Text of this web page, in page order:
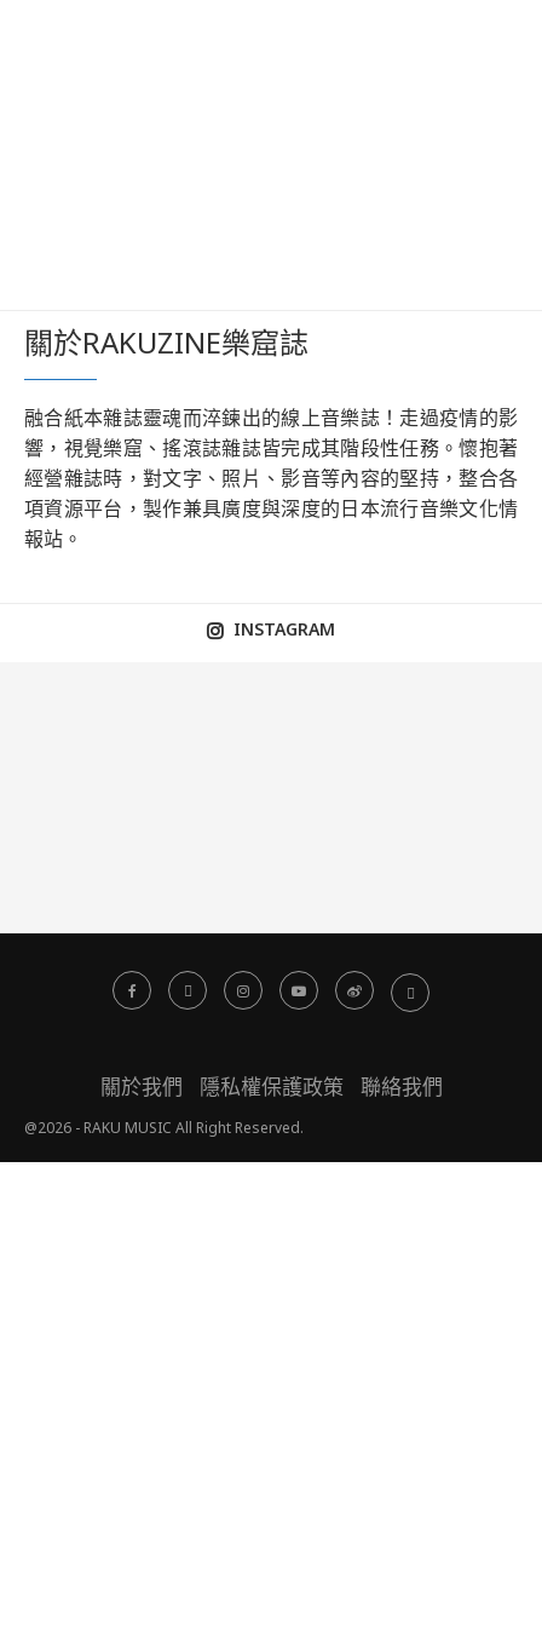
關於RAKUZINE樂窟誌
融合紙本雜誌靈魂而淬鍊出的線上音樂誌！走過疫情的影
響，視覺樂窟、搖滾誌雜誌皆完成其階段性任務。懷抱著
經營雜誌時，對文字、照片、影音等內容的堅持，整合各
項資源平台，製作兼具廣度與深度的日本流行音樂文化情
報站。
INSTAGRAM
關於我們 隱私權保護政策 聯絡我們
@2026 - RAKU MUSIC All Right Reserved.